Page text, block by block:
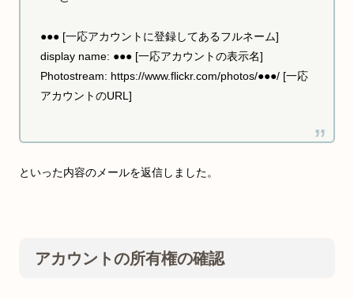
●●● [一応アカウントに登録してあるフルネーム]
display name: ●●● [一応アカウントの表示名]
Photostream: https://www.flickr.com/photos/●●●/ [一応
アカウントのURL]
といった内容のメールを返信しました。
アカウントの所有権の確認